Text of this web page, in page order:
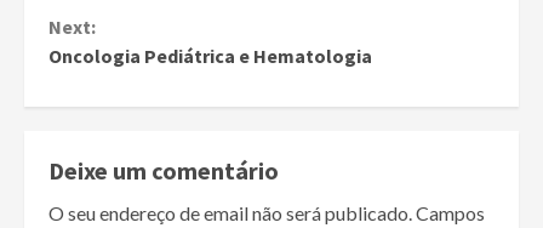
Next:
Oncologia Pediátrica e Hematologia
Deixe um comentário
O seu endereço de email não será publicado. Campos